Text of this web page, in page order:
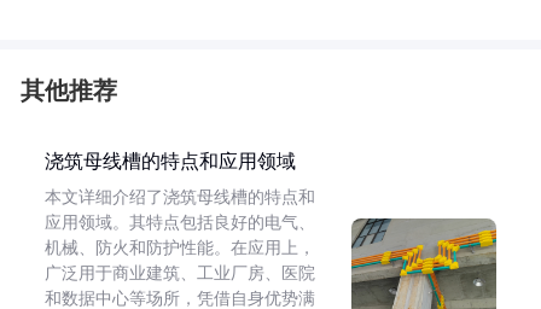
其他推荐
浇筑母线槽的特点和应用领域
本文详细介绍了浇筑母线槽的特点和
应用领域。其特点包括良好的电气、
机械、防火和防护性能。在应用上，
广泛用于商业建筑、工业厂房、医院
和数据中心等场所，凭借自身优势满